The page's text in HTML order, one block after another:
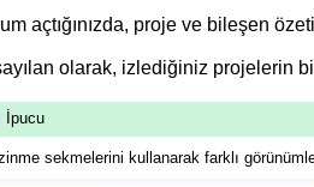
açtığınızda, proje ve bileşen
olarak, izlediğiniz projelerin
İpucu
sekmelerini kullanarak farklı